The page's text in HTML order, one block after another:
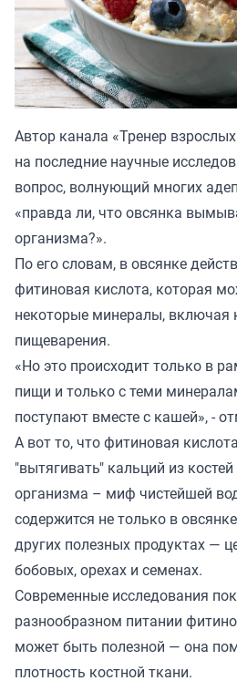
Автор канала «Тренер
на последние научные
вопрос, волнующий многих
«правда ли, что овсянка
организма?».
По его словам, в овсянке
фитиновая кислота, которая
некоторые минералы, включая
пищеварения.
«Но это происходит только в
пищи и только с теми
поступают вместе с кашей», -
А вот то, что фитиновая
"вытягивать" кальций из
организма – миф чистейшей
содержится не только в
других полезных продуктах —
бобовых, орехах и семенах.
Современные исследования
разнообразном питании
может быть полезной — она
плотность костной ткани.